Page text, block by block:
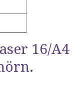
16/A4